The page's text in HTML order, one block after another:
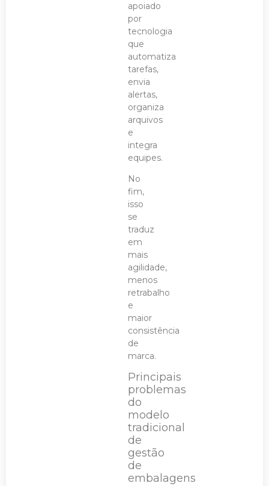
apoiado
por
tecnologia
que
automatiza
tarefas,
envia
alertas,
organiza
arquivos
e
integra
equipes.
No
fim,
isso
se
traduz
em
mais
agilidade,
menos
retrabalho
e
maior
consistência
de
marca.
Principais
problemas
do
modelo
tradicional
de
gestão
de
embalagens